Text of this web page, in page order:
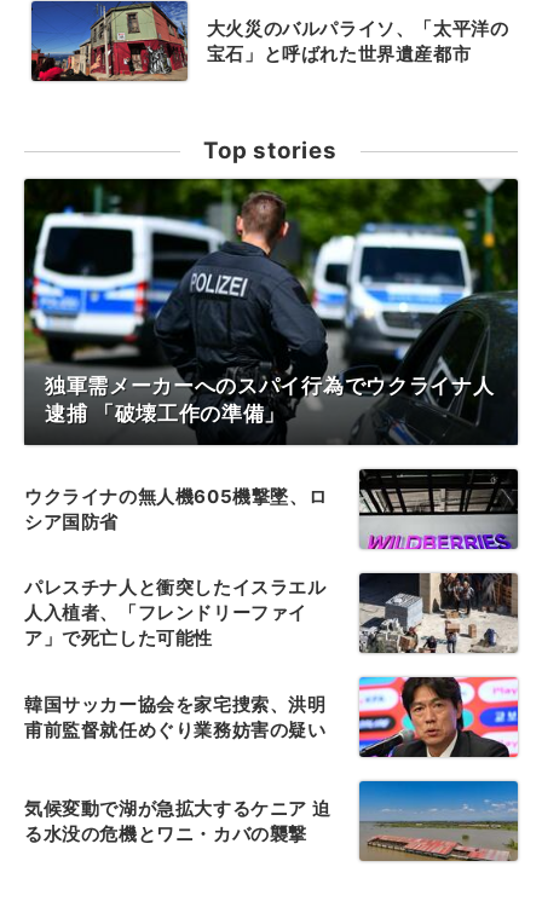
大火災のバルパライソ、「太平洋の
宝石」と呼ばれた世界遺産都市
Top stories
独軍需メーカーへのスパイ行為でウクライナ人
逮捕 「破壊工作の準備」
ウクライナの無人機605機撃墜、ロ
シア国防省
パレスチナ人と衝突したイスラエル
人入植者、「フレンドリーファイ
ア」で死亡した可能性
韓国サッカー協会を家宅捜索、洪明
甫前監督就任めぐり業務妨害の疑い
気候変動で湖が急拡大するケニア 迫
る水没の危機とワニ・カバの襲撃